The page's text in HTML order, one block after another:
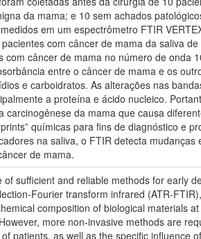
da mama; e 10 sem achados
em um espectrômetro FTIR
com câncer de mama da saliva
câncer de mama no número de onda
entre o câncer de mama e os
e carboidratos. As alterações nas
a proteína e ácido nucleico.
da mama que causa
químicas para fins de diagnóstico e
na saliva, o FTIR detecta
de mama.
sufficient and reliable methods for early
Fourier transform infrared (ATR-
composition of biological materials
more non-invasive methods are
patients, as well as the specific influence